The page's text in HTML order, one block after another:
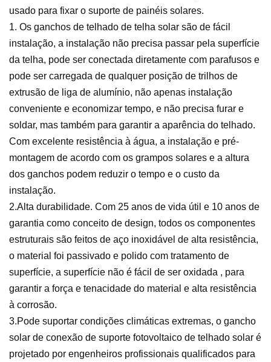
usado para fixar o suporte de painéis solares.
1. Os ganchos de telhado de telha solar são de fácil
instalação, a instalação não precisa passar pela superfície
da telha, pode ser conectada diretamente com parafusos e
pode ser carregada de qualquer posição de trilhos de
extrusão de liga de alumínio, não apenas instalação
conveniente e economizar tempo, e não precisa furar e
soldar, mas também para garantir a aparência do telhado.
Com excelente resistência à água, a instalação e pré-
montagem de acordo com os grampos solares e a altura
dos ganchos podem reduzir o tempo e o custo da
instalação.
2.Alta durabilidade. Com 25 anos de vida útil e 10 anos de
garantia como conceito de design, todos os componentes
estruturais são feitos de aço inoxidável de alta resistência,
o material foi passivado e polido com tratamento de
superfície, a superfície não é fácil de ser oxidada , para
garantir a força e tenacidade do material e alta resistência
à corrosão.
3.Pode suportar condições climáticas extremas, o gancho
solar de conexão de suporte fotovoltaico de telhado solar é
projetado por engenheiros profissionais qualificados para